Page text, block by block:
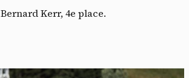
Bernard Kerr, 4e place.